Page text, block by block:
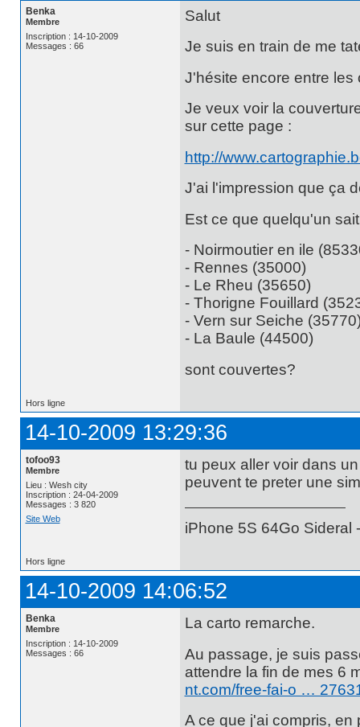
Benka
Membre
Inscription : 14-10-2009
Messages : 66
Salut
Je suis en train de me
J'hésite encore entre les
Je veux voir la
sur cette page :
http://
J'ai l'impression que ça
Est ce que quelqu'un
- Noirmoutier en ile
- Rennes (35000)
- Le Rheu (35650)
- Thorigne Fouillard
- Vern sur Seiche
- La Baule (44500)
sont couvertes?
Hors ligne
14-10-2009 13:29:36
tofoo93
Membre
Lieu : Wesh city
Inscription : 24-04-2009
Messages : 3 820
Site Web
tu peux aller voir dans
peuvent te preter une
iPhone 5S 64Go Sideral
Hors ligne
14-10-2009 14:06:52
Benka
Membre
Inscription : 14-10-2009
Messages : 66
La carto remarche.
Au passage, je suis
attendre la fin de mes 6
nt.com/free-fai-o …
A ce que j'ai compris, en